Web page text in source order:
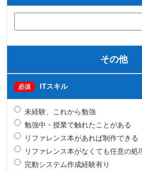
その他
必須 ITスキル
未経験、これから勉強
勉強中・授業で触れたことがある
リファレンス本があれば制作できる
リファレンス本がなくても任意の処
完動システム作成経験有り